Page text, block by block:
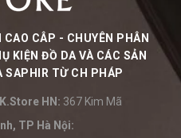
CÂP - CHUYÊN PHÂN
KIỆN ĐỒ DA VÀ CÁC SẢN
SAPHIR TỪ CH PHÁP
HN: 367 Kim Mã
TP Hà Nội: